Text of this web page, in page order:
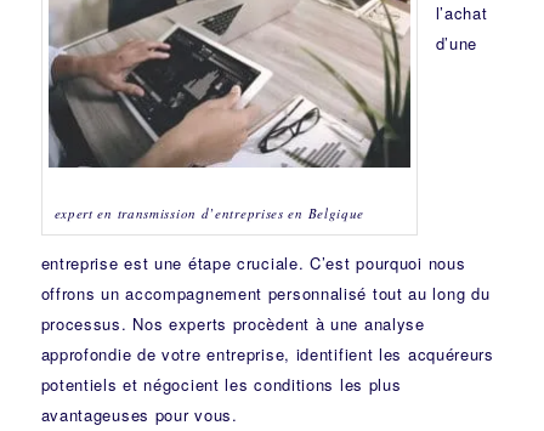
expert en transmission d’entreprises en Belgique
l’achat
d’une
entreprise est une étape cruciale. C’est pourquoi nous
offrons un accompagnement personnalisé tout au long du
processus. Nos experts procèdent à une analyse
approfondie de votre entreprise, identifient les acquéreurs
potentiels et négocient les conditions les plus
avantageuses pour vous.